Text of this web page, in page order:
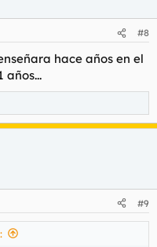
en el escenario,
así nos
y con otro de estas
su consentimiento
consulte nuestra
#8
hace años en el
años...
#9